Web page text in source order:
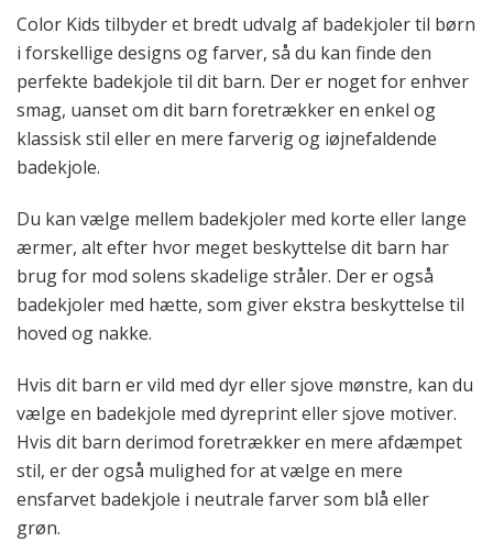
Color Kids tilbyder et bredt udvalg af badekjoler til børn
i forskellige designs og farver, så du kan finde den
perfekte badekjole til dit barn. Der er noget for enhver
smag, uanset om dit barn foretrækker en enkel og
klassisk stil eller en mere farverig og iøjnefaldende
badekjole.
Du kan vælge mellem badekjoler med korte eller lange
ærmer, alt efter hvor meget beskyttelse dit barn har
brug for mod solens skadelige stråler. Der er også
badekjoler med hætte, som giver ekstra beskyttelse til
hoved og nakke.
Hvis dit barn er vild med dyr eller sjove mønstre, kan du
vælge en badekjole med dyreprint eller sjove motiver.
Hvis dit barn derimod foretrækker en mere afdæmpet
stil, er der også mulighed for at vælge en mere
ensfarvet badekjole i neutrale farver som blå eller
grøn.